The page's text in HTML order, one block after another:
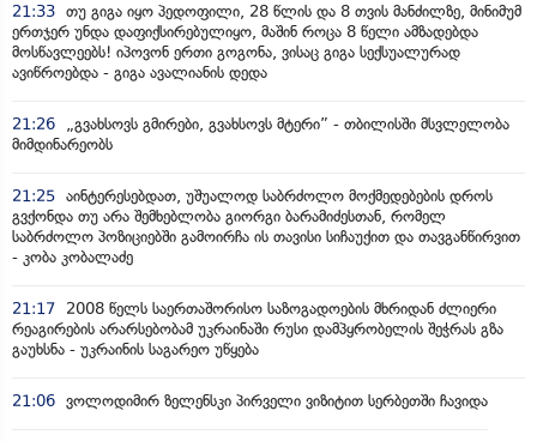
21:33 თუ გიგა იყო პედოფილი, 28 წლის და 8 თვის მანძილზე, მინიმუმ
ერთჯერ უნდა დაფიქსირებულიყო, მაშინ როცა 8 წელი ამზადებდა
მოსწავლეებს! იპოვონ ერთი გოგონა, ვისაც გიგა სექსუალურად
ავიწროებდა - გიგა ავალიანის დედა
21:26
„გვახსოვს გმირები, გვახსოვს მტერი” - თბილისში მსვლელობა
მიმდინარეობს
21:25 აინტერესებდათ, უშუალოდ საბრძოლო მოქმედებების დროს
გვქონდა თუ არა შემხებლობა გიორგი ბარამიძესთან, რომელ
საბრძოლო პოზიციებში გამოირჩა ის თავისი სიჩაუქით და თავგანწირვით
- კობა კობალაძე
21:17
2008 წელს საერთაშორისო საზოგადოების მხრიდან ძლიერი
რეაგირების არარსებობამ უკრაინაში რუსი დამპყრობელის შეჭრას გზა
გაუხსნა - უკრაინის საგარეო უწყება
21:06 ვოლოდიმირ ზელენსკი პირველი ვიზიტით სერბეთში ჩავიდა